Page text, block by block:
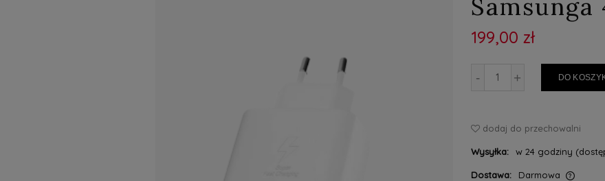
Samsunga
199,00 zł
- + DO
dodaj do przechowalni
Wysyłka: w 24 godziny
Dostawa: Darmowa